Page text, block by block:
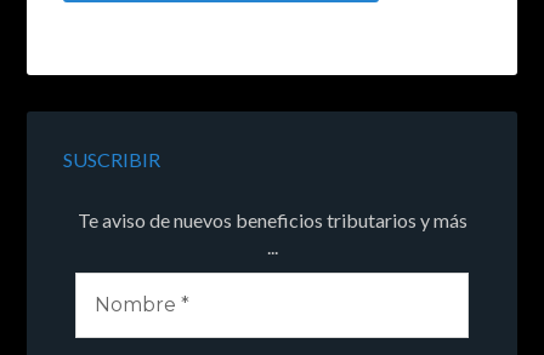
SUSCRIBIR
Te aviso de nuevos beneficios tributarios y más
...